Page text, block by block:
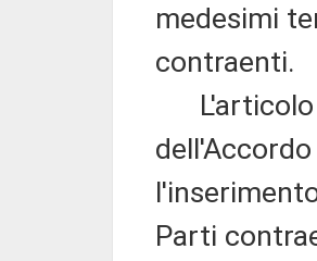
medesimi
contraenti.
L'articolo
Parti